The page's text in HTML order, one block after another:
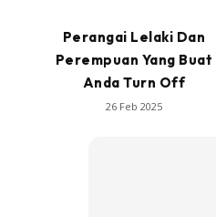
Perangai Lelaki Dan
Perempuan Yang Buat
Anda Turn Off
26 Feb 2025